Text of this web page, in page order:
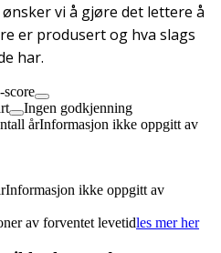
vi å gjøre det lettere å
er produsert og hva slags
har.
score
Ingen godkjenning
årInformasjon ikke oppgitt av
Informasjon ikke oppgitt av
av forventet levetidles mer her